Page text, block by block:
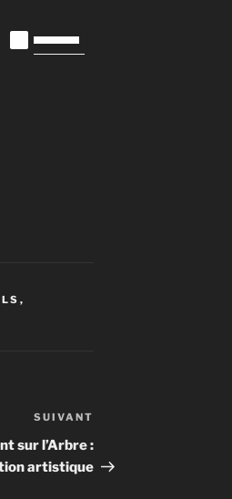
les
,
suivant
SUIVANT
sur l’Arbre :
artistique